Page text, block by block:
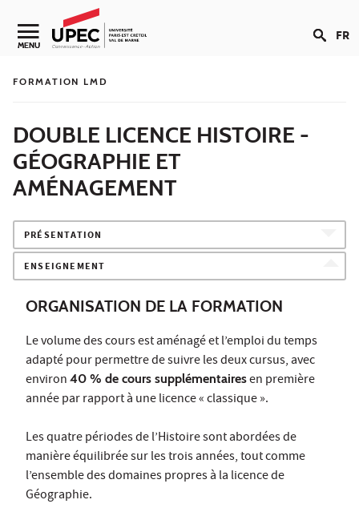
Aller au contenu
Navigation secondaire
MENU FR
FORMATION LMD
DOUBLE LICENCE HISTOIRE -
GÉOGRAPHIE ET
AMÉNAGEMENT
PRÉSENTATION
ENSEIGNEMENT
ORGANISATION DE LA FORMATION
Le volume des cours est aménagé et l’emploi du temps
adapté pour permettre de suivre les deux cursus, avec
environ 40 % de cours supplémentairesen première
année par rapport à une licence « classique ».
Les quatre périodes de l’Histoire sont abordées de
manière équilibrée sur les trois années, tout comme
l’ensemble des domaines propres à la licence de
Géographie.